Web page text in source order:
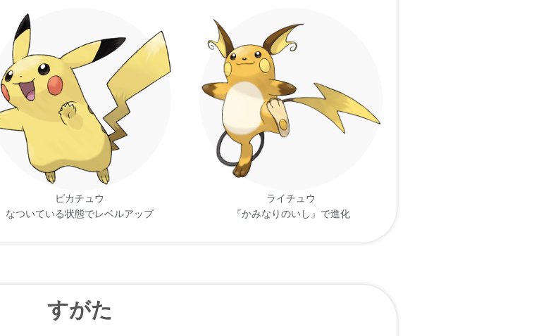
り過ぎた ときは 尻尾を 地面に つけて 放電する。巣 の 近くに
ある。
出しているので 暗闇では うっすら 光って 見えるよ。尻尾を 地
がす。
と 攻撃的な 性格に 変わるため たまに 放電して 気持ちを 落ち着
。自分の 何倍も 大きい 相手を 一撃で 気絶させる。
ピカチュウ
なついている状態でレベルアップ
ライチュウ
『かみなりのいし』で進化
すがた